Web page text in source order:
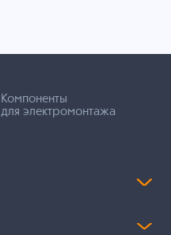
Компоненты
для электромонтажа